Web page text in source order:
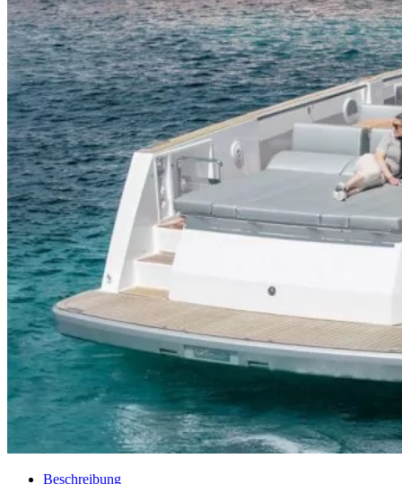
Beschreibung